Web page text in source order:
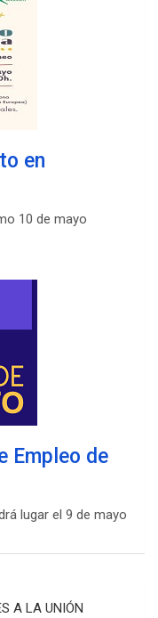
en
10 de mayo
Empleo de
lugar el 9 de mayo
A LA UNIÓN